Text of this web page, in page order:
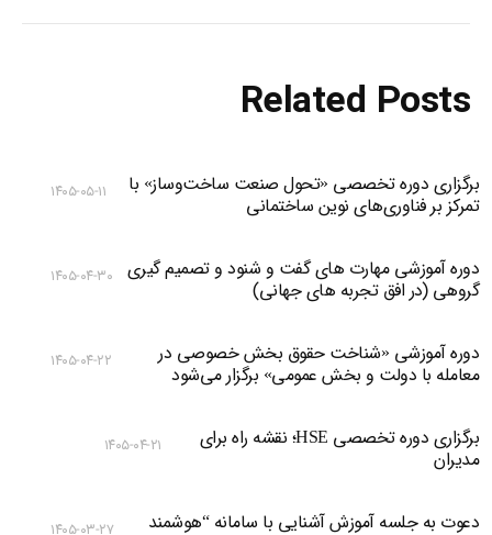
Related Posts
برگزاری دوره تخصصی «تحول صنعت ساخت‌وساز» با
تمرکز بر فناوری‌های نوین ساختمانی
۱۴۰۵-۰۵-۱۱
دوره آموزشی مهارت های گفت و شنود و تصمیم گیری
گروهی (در افق تجربه های جهانی)
۱۴۰۵-۰۴-۳۰
دوره آموزشی «شناخت حقوق بخش خصوصی در
معامله با دولت و بخش عمومی» برگزار می‌شود
۱۴۰۵-۰۴-۲۲
برگزاری دوره تخصصی HSE؛ نقشه راه برای
مدیران
۱۴۰۵-۰۴-۲۱
دعوت به جلسه آموزش آشنایی با سامانه “هوشمند
۱۴۰۵-۰۳-۲۷